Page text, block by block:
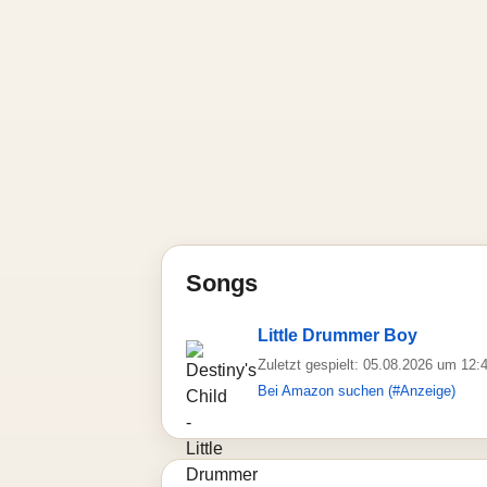
Songs
Little Drummer Boy
Zuletzt gespielt: 05.08.2026 um
Bei Amazon suchen (#Anzeige)